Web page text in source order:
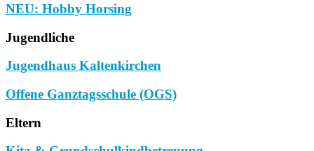
NEU: Hobby Horsing
Jugendliche
Jugendhaus Kaltenkirchen
Offene Ganztagsschule (OGS)
Eltern